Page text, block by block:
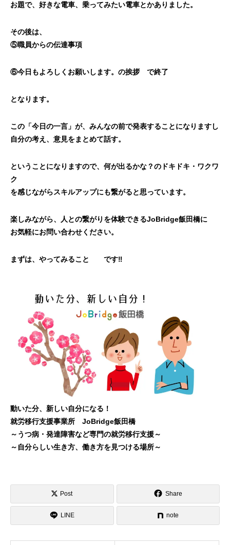
お題で、好きな電車、乗ってみたい電車とかありました。
その後は、
⑤職員からの伝達事項
⑥今日もよろしくお願いします。の挨拶 で終了
となります。
この「今日の一言」が、みんなの前で発表することになりますし
自分の考え、意見をまとめて話す。
ということになりますので、何が出るかな？のドキドキ・ワクワ
ク
を感じながらスキルアップにも繋がると思っています。
楽しみながら、人との繋がりを体験できるJoBridge飯田橋に
お気軽にお問い合わせください。
まずは、やってみること です‼
動いた分、新しい自分になる！
就労移行支援事業所 JoBridge飯田橋
～うつ病・発達障害など専門の就労移行支援～
～自分らしい生き方、働き方を見つける場所～
Post Share
LINE note